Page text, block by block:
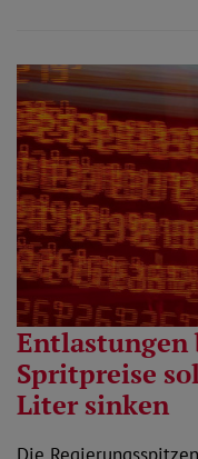
Entlastungen
Spritpreise
Liter sinken